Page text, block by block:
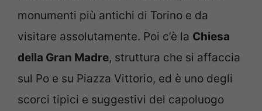
monumenti più antichi di Torino e da
visitare assolutamente. Poi c’è la Chiesa
della Gran Madre, struttura che si affaccia
sul Po e su Piazza Vittorio, ed è uno degli
scorci tipici e suggestivi del capoluogo